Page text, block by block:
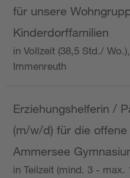
für unsere
Kinderdorffamilien
in Vollzeit (38,5 Std./
Immenreuth
Erziehungshelferin /
(m/w/d) für die
Ammersee
in Teilzeit (mind. 3 - max.